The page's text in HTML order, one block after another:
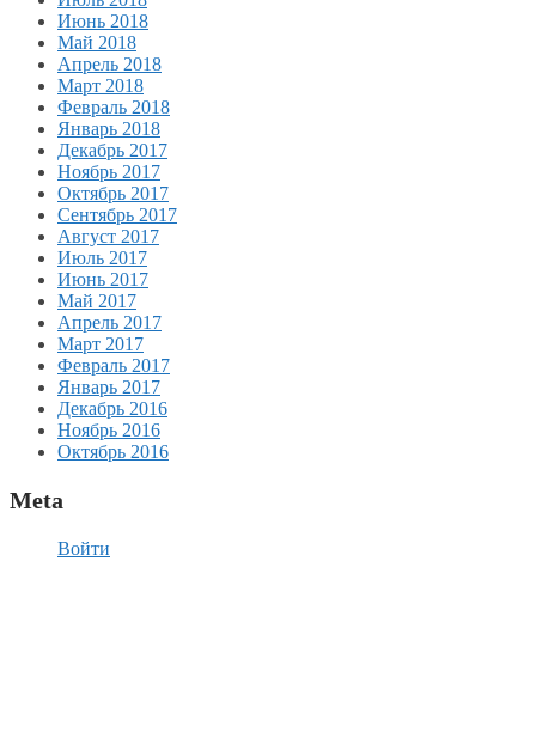
Июнь 2018
Май 2018
Апрель 2018
Март 2018
Февраль 2018
Январь 2018
Декабрь 2017
Ноябрь 2017
Октябрь 2017
Сентябрь 2017
Август 2017
Июль 2017
Июнь 2017
Май 2017
Апрель 2017
Март 2017
Февраль 2017
Январь 2017
Декабрь 2016
Ноябрь 2016
Октябрь 2016
Meta
Войти